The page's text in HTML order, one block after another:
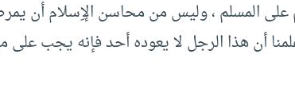
المسلم ، وليس من محاسن الإِسلام أن
أن هذا الرجل لا يعوده أحد فإنه يجب على